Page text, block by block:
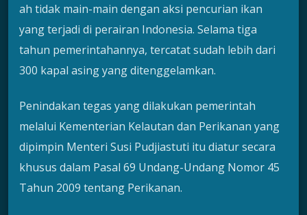
ah tidak main-main dengan aksi pencurian ikan
yang terjadi di perairan Indonesia. Selama tiga
tahun pemerintahannya, tercatat sudah lebih dari
300 kapal asing yang ditenggelamkan.
Penindakan tegas yang dilakukan pemerintah
melalui Kementerian Kelautan dan Perikanan yang
dipimpin Menteri Susi Pudjiastuti itu diatur secara
khusus dalam Pasal 69 Undang-Undang Nomor 45
Tahun 2009 tentang Perikanan.